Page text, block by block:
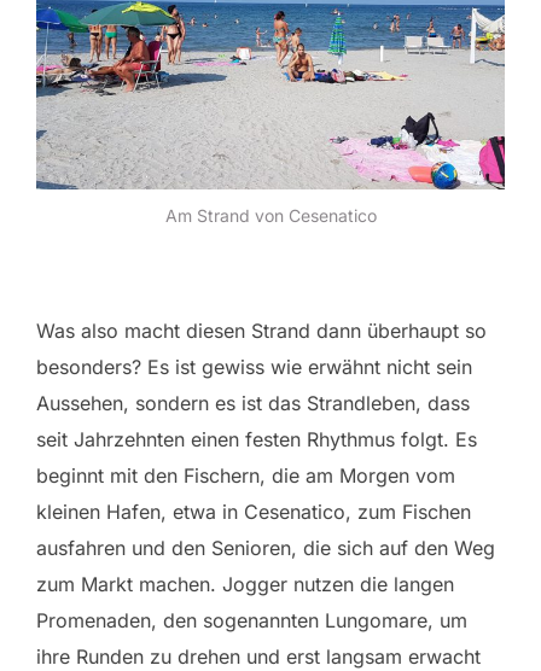
Am Strand von Cesenatico
Was also macht diesen Strand dann überhaupt so
besonders? Es ist gewiss wie erwähnt nicht sein
Aussehen, sondern es ist das Strandleben, dass
seit Jahrzehnten einen festen Rhythmus folgt. Es
beginnt mit den Fischern, die am Morgen vom
kleinen Hafen, etwa in Cesenatico, zum Fischen
ausfahren und den Senioren, die sich auf den Weg
zum Markt machen. Jogger nutzen die langen
Promenaden, den sogenannten Lungomare, um
ihre Runden zu drehen und erst langsam erwacht